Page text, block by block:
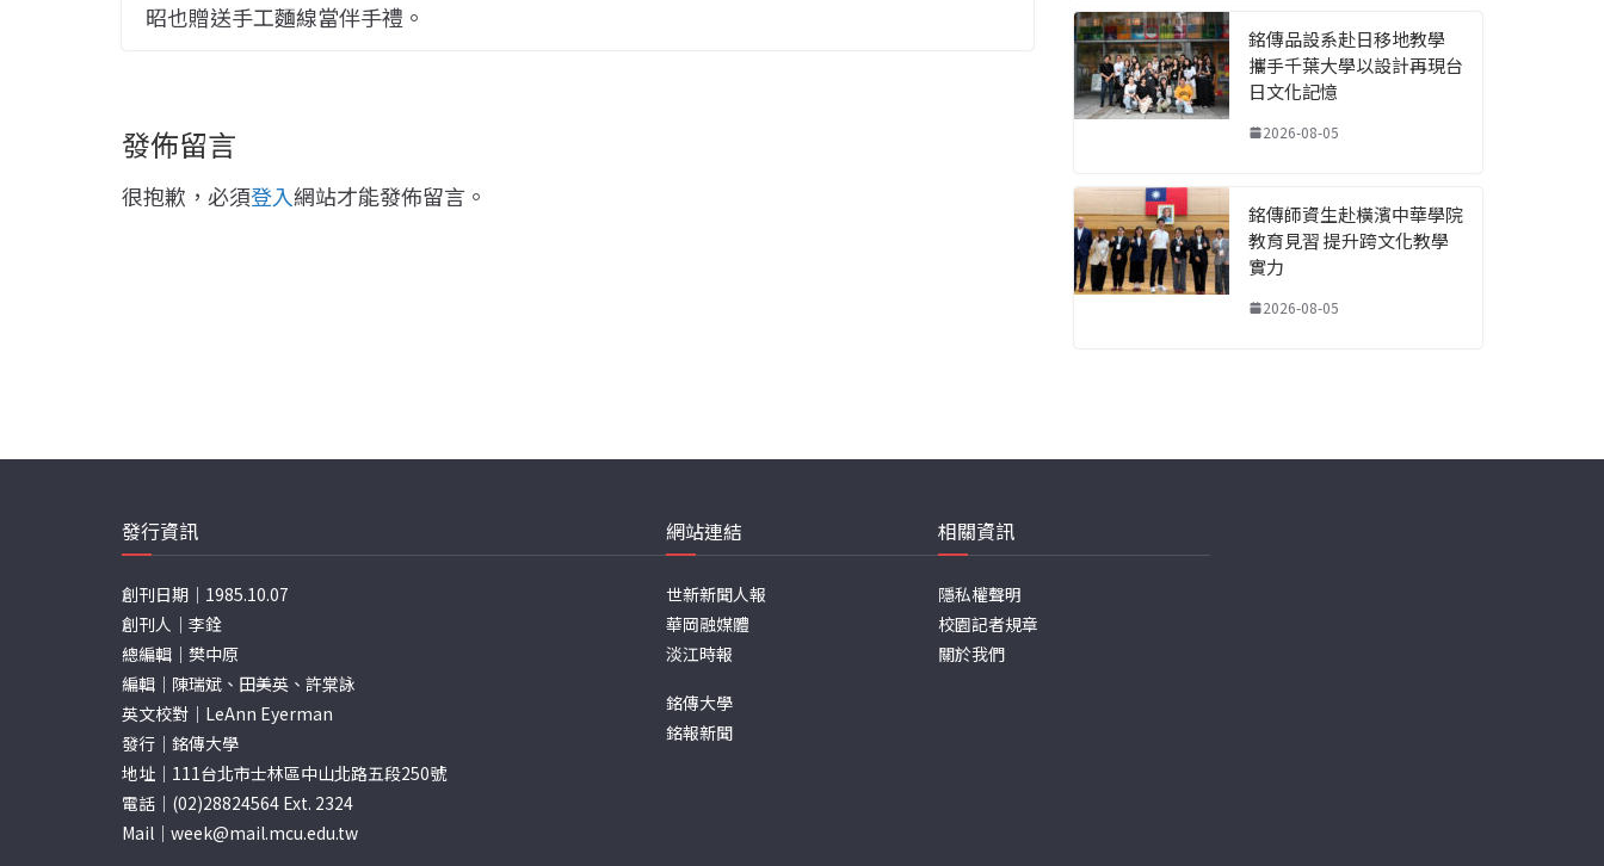
昭也贈送手工麵線當伴手禮。
發佈留言
很抱歉，必須登入網站才能發佈留言。
銘傳品設系赴日移地教學
攜手千葉大學以設計再現台
日文化記憶
2026-08-05
銘傳師資生赴橫濱中華學院
教育見習 提升跨文化教學
實力
2026-08-05
發行資訊
創刊日期｜1985.10.07
創刊人｜李銓
總編輯｜樊中原
編輯｜陳瑞斌、田美英、許棠詠
英文校對｜LeAnn Eyerman
發行｜銘傳大學
地址｜111台北市士林區中山北路五段250號
電話｜(02)28824564 Ext. 2324
Mail｜ week@mail.mcu.edu.tw
網站連結
世新新聞人報
華岡融媒體
淡江時報
銘傳大學
銘報新聞
相關資訊
隱私權聲明
校園記者規章
關於我們